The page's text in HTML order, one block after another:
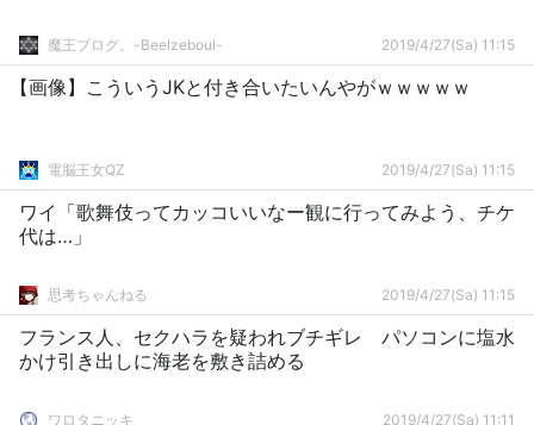
魔王ブログ。-Beelzeboul- 2019/4/27(Sa) 11:15
【画像】こういうJKと付き合いたいんやがｗｗｗｗｗ
電脳王女QZ 2019/4/27(Sa) 11:15
ワイ「歌舞伎ってカッコいいなー観に行ってみよう、チケ
代は…」
思考ちゃんねる 2019/4/27(Sa) 11:15
フランス人、セクハラを疑われブチギレ パソコンに塩水
かけ引き出しに海老を敷き詰める
ワロタニッキ 2019/4/27(Sa) 11:11